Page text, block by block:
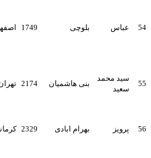
بلوچی 1749
شهر
بنی هاشمیان 2174 تهران تهران
بهرام ابادی 2329 کرمانشاه